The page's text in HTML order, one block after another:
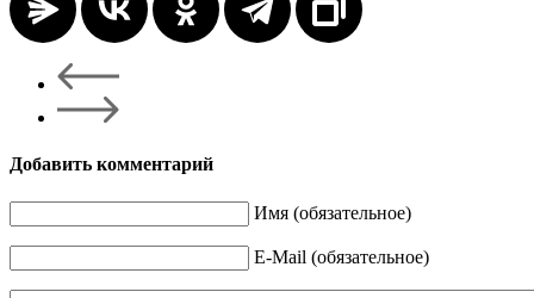
Добавить комментарий
Имя (обязательное)
E-Mail (обязательное)